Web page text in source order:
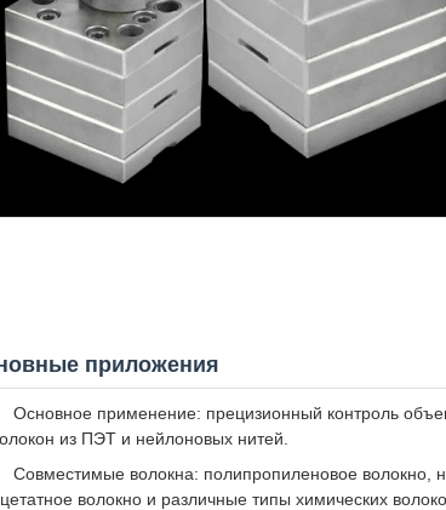
приложения
Основное применение: прецизионный контроль
из ПЭТ и нейлоновых нитей.
Совместимые волокна: полипропиленовое волокно,
волокно и различные типы химических